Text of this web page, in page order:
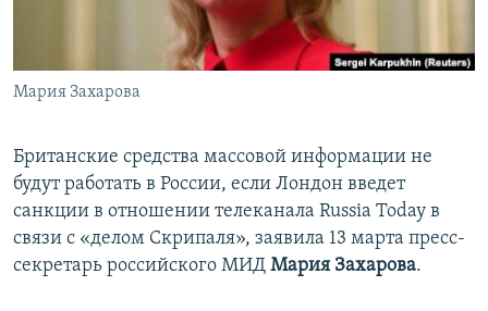
ПОБЕДИТЕЛЕЙ НЕ СУДЯТ?
КРЫМ.НЕПОКОРЕННЫЙ
ELIFBE
Все сайты RFE/RL
Мария Захарова
Британские средства массовой информации не
будут работать в России, если Лондон введет
санкции в отношении телеканала Russia Today в
связи с «делом Скрипаля», заявила 13 марта пресс-
секретарь российского МИД Мария Захарова.